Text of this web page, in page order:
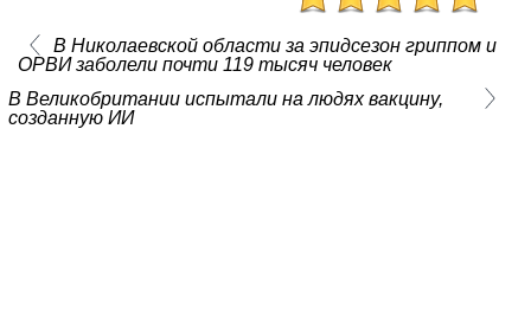
В Николаевской области за эпидсезон гриппом и
ОРВИ заболели почти 119 тысяч человек
В Великобритании испытали на людях вакцину,
созданную ИИ